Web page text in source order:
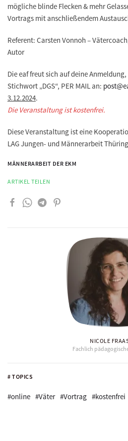
# TOPICS
#online #Väter #Vortrag #kostenfrei
mögliche blinde Flecken & mehr
Vortrags mit anschließendem
Referent: Carsten Vonnoh –
Autor
Die eaf freut sich auf deine
Stichwort „DGS“, PER MAIL an:
3.12.2024.
Die Veranstaltung ist kostenfrei.
Diese Veranstaltung ist eine
LAG Jungen- und Männerarbeit
MÄNNERARBEIT DER EKM
ARTIKEL TEILEN
NICOLE
Fachlich